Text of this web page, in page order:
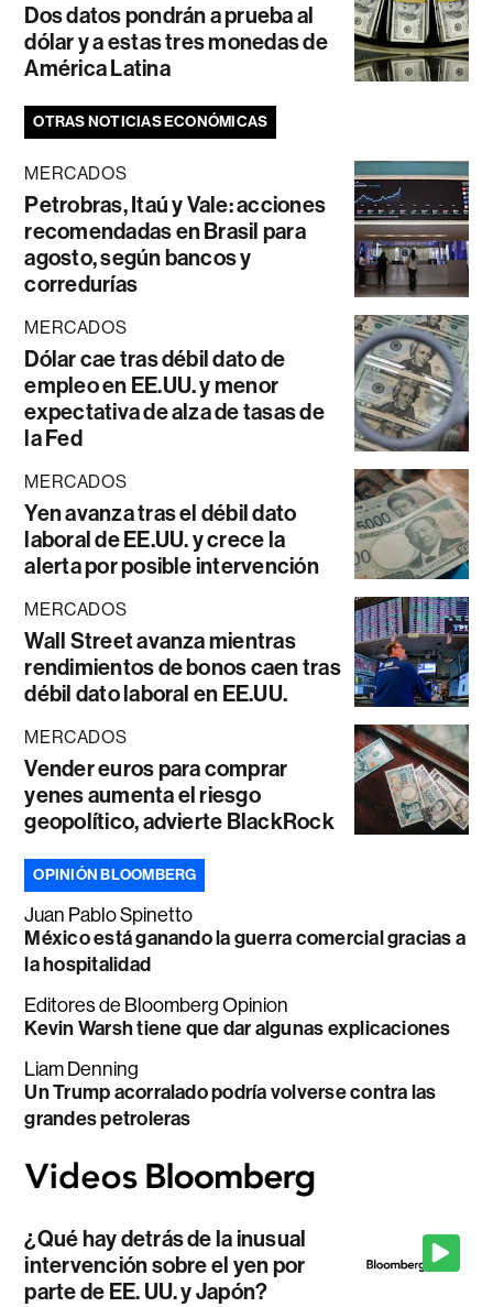
Dos datos pondrán a prueba al
dólar y a estas tres monedas de
América Latina
OTRAS NOTICIAS ECONÓMICAS
MERCADOS
Petrobras, Itaú y Vale: acciones
recomendadas en Brasil para
agosto, según bancos y
corredurías
MERCADOS
Dólar cae tras débil dato de
empleo en EE.UU. y menor
expectativa de alza de tasas de
la Fed
MERCADOS
Yen avanza tras el débil dato
laboral de EE.UU. y crece la
alerta por posible intervención
MERCADOS
Wall Street avanza mientras
rendimientos de bonos caen tras
débil dato laboral en EE.UU.
MERCADOS
Vender euros para comprar
yenes aumenta el riesgo
geopolítico, advierte BlackRock
OPINIÓN BLOOMBERG
Juan Pablo Spinetto
México está ganando la guerra comercial gracias a
la hospitalidad
Editores de Bloomberg Opinion
Kevin Warsh tiene que dar algunas explicaciones
Liam Denning
Un Trump acorralado podría volverse contra las
grandes petroleras
¿Qué hay detrás de la inusual
intervención sobre el yen por
parte de EE. UU. y Japón?